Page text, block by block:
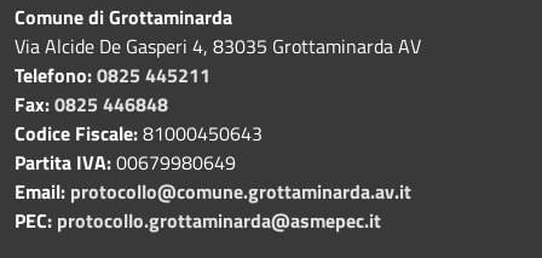
Comune di Grottaminarda
Via Alcide De Gasperi 4, 83035 Grottaminarda AV
Telefono:0825 445211
Fax:0825 446848
Codice Fiscale:81000450643
Partita IVA:00679980649
Email: protocollo@comune.grottaminarda.av.it
PEC: protocollo.grottaminarda@asmepec.it